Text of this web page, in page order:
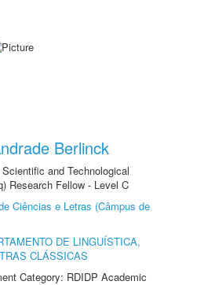
Berlinck
and Technological
Research Fellow - Level C
Ciências e Letras (Câmpus de
DE LINGUÍSTICA,
CLÁSSICAS
Category: RDIDP Academic